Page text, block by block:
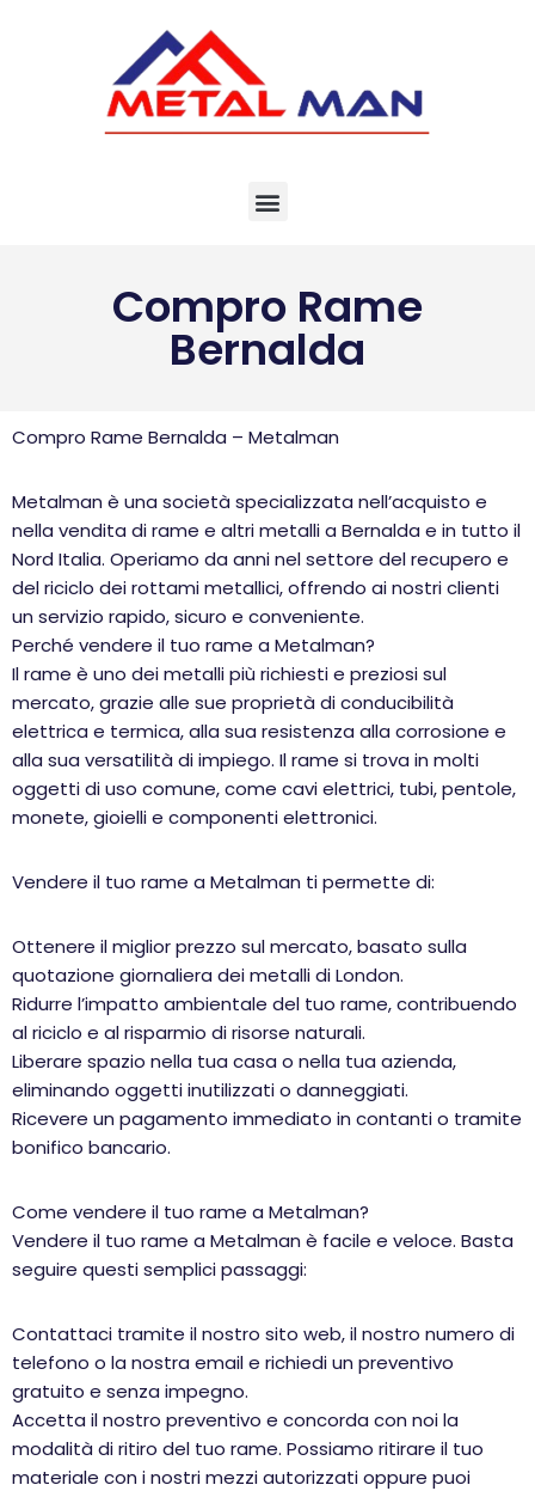
Compro Rame
Bernalda
Compro Rame Bernalda – Metalman
Metalman è una società specializzata nell’acquisto e
nella vendita di rame e altri metalli a Bernalda e in tutto il
Nord Italia. Operiamo da anni nel settore del recupero e
del riciclo dei rottami metallici, offrendo ai nostri clienti
un servizio rapido, sicuro e conveniente.
Perché vendere il tuo rame a Metalman?
Il rame è uno dei metalli più richiesti e preziosi sul
mercato, grazie alle sue proprietà di conducibilità
elettrica e termica, alla sua resistenza alla corrosione e
alla sua versatilità di impiego. Il rame si trova in molti
oggetti di uso comune, come cavi elettrici, tubi, pentole,
monete, gioielli e componenti elettronici.
Vendere il tuo rame a Metalman ti permette di:
Ottenere il miglior prezzo sul mercato, basato sulla
quotazione giornaliera dei metalli di London.
Ridurre l’impatto ambientale del tuo rame, contribuendo
al riciclo e al risparmio di risorse naturali.
Liberare spazio nella tua casa o nella tua azienda,
eliminando oggetti inutilizzati o danneggiati.
Ricevere un pagamento immediato in contanti o tramite
bonifico bancario.
Come vendere il tuo rame a Metalman?
Vendere il tuo rame a Metalman è facile e veloce. Basta
seguire questi semplici passaggi:
Contattaci tramite il nostro sito web, il nostro numero di
telefono o la nostra email e richiedi un preventivo
gratuito e senza impegno.
Accetta il nostro preventivo e concorda con noi la
modalità di ritiro del tuo rame. Possiamo ritirare il tuo
materiale con i nostri mezzi autorizzati oppure puoi